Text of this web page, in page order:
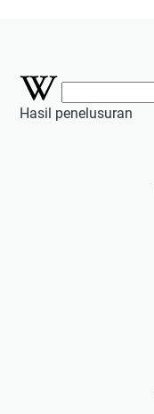
Hasil penelusuran